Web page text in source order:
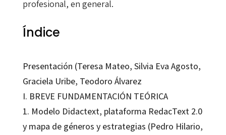
profesional, en general.
Índice
Presentación (Teresa Mateo, Silvia Eva Agosto,
Graciela Uribe, Teodoro Álvarez
I. BREVE FUNDAMENTACIÓN TEÓRICA
1. Modelo Didactext, plataforma RedacText 2.0
y mapa de géneros y estrategias (Pedro Hilario,